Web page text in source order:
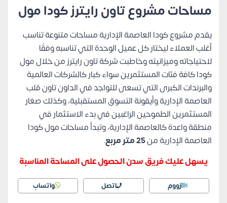
مساحات مشروع تاون رايترز كودا مول
يقدم مشروع كودا العاصمة الإدارية مساحات متنوعة تناسب
أغلب العملاء ليختار كل عميل الوحدة التي تناسبه وفقًا
لاحتياجاته وميزانيته وخاطبت شركة تاون رايترز من خلال مول
كودا كافة فئات المستثمرين سواء كبار كالشركات العالمية
والبرندات الكبرى التي تسعى للتواجد في الداون تاون قلب
العاصمة الإدارية وأيقونة التسوق المستقبلية، وكذلك صغار
المستثمرين الطموحين الراغبين في بدء الاستثمار في
منطقة واعدة كالعاصمة الإدارية، وتبدأ مساحات مول كودا
العاصمة الإدارية من25 متر مربع
.
يسهل عليك فريق سدن الحصول على المساحة المناسبة
زووم اتصل واتساب